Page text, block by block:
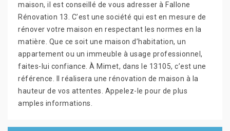
maison, il est conseillé de vous adresser à Fallone
Rénovation 13. C’est une société qui est en mesure de
rénover votre maison en respectant les normes en la
matière. Que ce soit une maison d’habitation, un
appartement ou un immeuble à usage professionnel,
faites-lui confiance. À Mimet, dans le 13105, c’est une
référence. Il réalisera une rénovation de maison à la
hauteur de vos attentes. Appelez-le pour de plus
amples informations.